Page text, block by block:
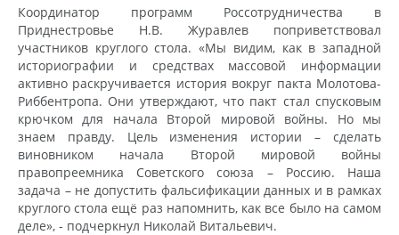
Координатор программ Россотрудничества в
Приднестровье Н.В. Журавлев поприветствовал
участников круглого стола. «Мы видим, как в западной
историографии и средствах массовой информации
активно раскручивается история вокруг пакта Молотова-
Риббентропа. Они утверждают, что пакт стал спусковым
крючком для начала Второй мировой войны. Но мы
знаем правду. Цель изменения истории – сделать
виновником начала Второй мировой войны
правопреемника Советского союза – Россию. Наша
задача – не допустить фальсификации данных и в рамках
круглого стола ещё раз напомнить, как все было на самом
деле», - подчеркнул Николай Витальевич.